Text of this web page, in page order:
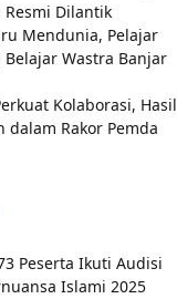
Resmi Dilantik
Mendunia, Pelajar
Wastra Banjar
Kolaborasi, Hasil
dalam Rakor Pemda
Peserta Ikuti Audisi
Islami 2025